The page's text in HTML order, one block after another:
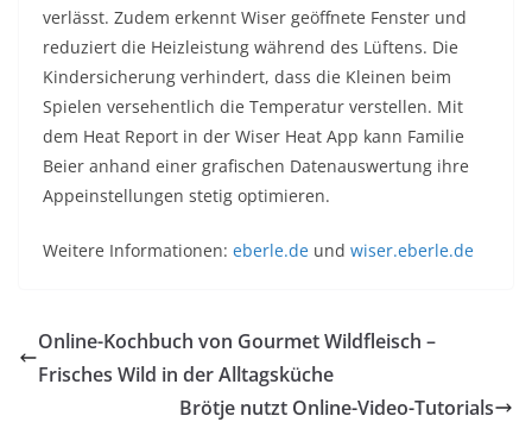
verlässt. Zudem erkennt Wiser geöffnete Fenster und
reduziert die Heizleistung während des Lüftens. Die
Kindersicherung verhindert, dass die Kleinen beim
Spielen versehentlich die Temperatur verstellen. Mit
dem Heat Report in der Wiser Heat App kann Familie
Beier anhand einer grafischen Datenauswertung ihre
Appeinstellungen stetig optimieren.
Weitere Informationen: eberle.de und wiser.eberle.de
Online-Kochbuch von Gourmet Wildfleisch –
Frisches Wild in der Alltagsküche
Brötje nutzt Online-Video-Tutorials